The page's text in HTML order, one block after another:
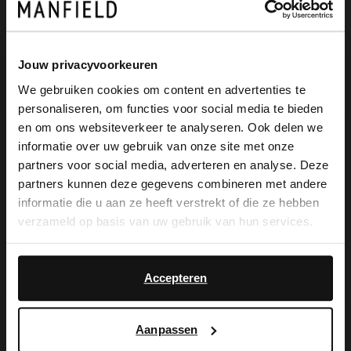
Jouw privacyvoorkeuren
We gebruiken cookies om content en advertenties te
personaliseren, om functies voor social media te bieden
en om ons websiteverkeer te analyseren. Ook delen we
informatie over uw gebruik van onze site met onze
partners voor social media, adverteren en analyse. Deze
partners kunnen deze gegevens combineren met andere
informatie die u aan ze heeft verstrekt of die ze hebben
verzameld op basis van uw gebruik van hun services.
Accepteren
Aanpassen
Offwhite Slingbackpumps der Marke
Manfield. Die Pumps haben einen 5 cm
hohen Absatz, ein Knöchelriemchen mit
Schnalle und eine spitze Kappe. Als
Lederpflege empfehlen wir das Carbon
Pro-Spray von Collonil.
Produktdetails
×
View this website in English?
It looks like your language isn't Dutch. Would
you like to switch to English?
English